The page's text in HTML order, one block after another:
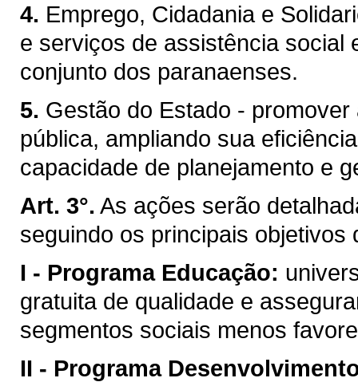
4. Emprego, Cidadania e
e serviços de assistência social
conjunto dos paranaenses.
5. Gestão do Estado -
pública, ampliando sua
capacidade de planejamento e
Art. 3°. As ações serão
seguindo os principais objetivos
I - Programa Educação:
gratuita de qualidade e
segmentos sociais menos
II - Programa